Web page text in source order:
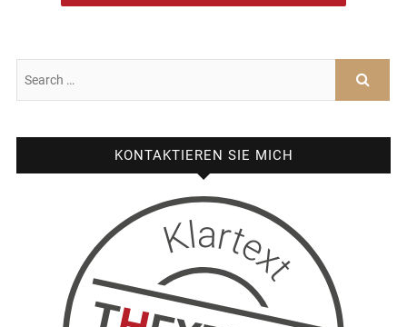
KONTAKTIEREN SIE MICH